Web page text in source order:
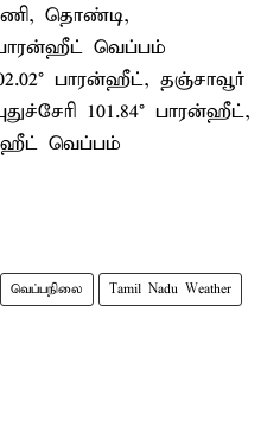
தொண்டி,
பாரன்ஹீட் வெப்பம்
பாரன்ஹீட், தஞ்சாவூர்
101.84° பாரன்ஹீட்,
வெப்பம்
வெப்பநிலை Tamil Nadu Weather